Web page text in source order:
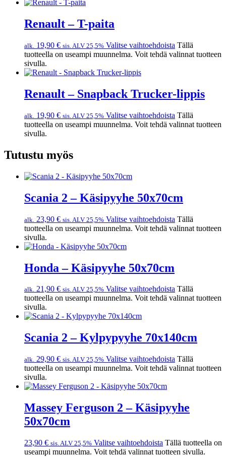
Renault – T-paita
alk. 19,90 € sis. ALV 25,5% Valitse vaihtoehdoista Tällä
tuotteella on useampi muunnelma. Voit tehdä valinnat tuotteen
sivulla.
Renault – Snapback Trucker-lippis
alk. 19,90 € sis. ALV 25,5% Valitse vaihtoehdoista Tällä
tuotteella on useampi muunnelma. Voit tehdä valinnat tuotteen
sivulla.
Tutustu myös
Scania 2 – Käsipyyhe 50x70cm
alk. 23,90 € sis. ALV 25,5% Valitse vaihtoehdoista Tällä
tuotteella on useampi muunnelma. Voit tehdä valinnat tuotteen
sivulla.
Honda – Käsipyyhe 50x70cm
alk. 21,90 € sis. ALV 25,5% Valitse vaihtoehdoista Tällä
tuotteella on useampi muunnelma. Voit tehdä valinnat tuotteen
sivulla.
Scania 2 – Kylpypyyhe 70x140cm
alk. 29,90 € sis. ALV 25,5% Valitse vaihtoehdoista Tällä
tuotteella on useampi muunnelma. Voit tehdä valinnat tuotteen
sivulla.
Massey Ferguson 2 – Käsipyyhe
50x70cm
23,90 € sis. ALV 25,5% Valitse vaihtoehdoista Tällä tuotteella on
useampi muunnelma. Voit tehdä valinnat tuotteen sivulla.